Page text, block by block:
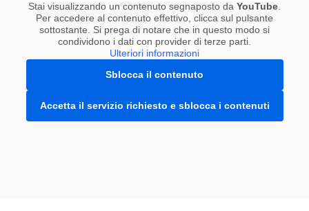
Stai visualizzando un contenuto segnaposto da YouTube.
Per accedere al contenuto effettivo, clicca sul pulsante
sottostante. Si prega di notare che in questo modo si
condividono i dati con provider di terze parti.
Ulteriori informazioni
Sblocca il contenuto
Accetta il servizio richiesto e sblocca i contenuti